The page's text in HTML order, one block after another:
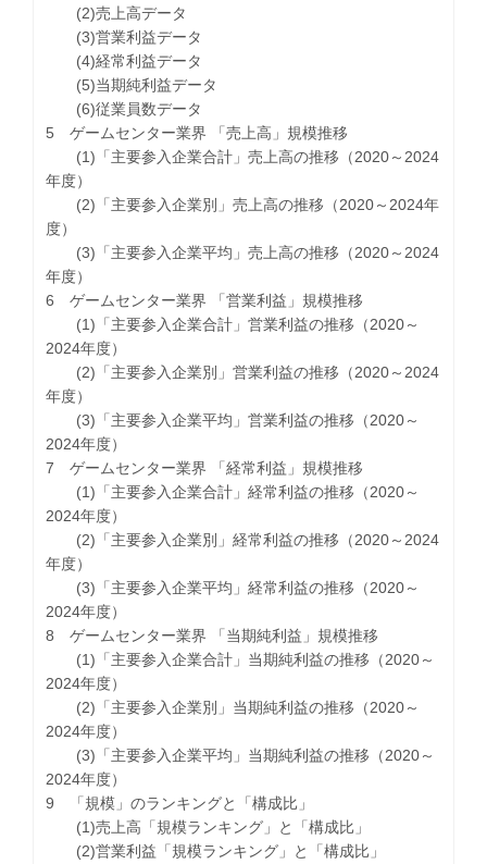
(2)売上高データ
(3)営業利益データ
(4)経常利益データ
(5)当期純利益データ
(6)従業員数データ
5 ゲームセンター業界 「売上高」規模推移
(1)「主要参入企業合計」売上高の推移（2020～2024
年度）
(2)「主要参入企業別」売上高の推移（2020～2024年
度）
(3)「主要参入企業平均」売上高の推移（2020～2024
年度）
6 ゲームセンター業界 「営業利益」規模推移
(1)「主要参入企業合計」営業利益の推移（2020～
2024年度）
(2)「主要参入企業別」営業利益の推移（2020～2024
年度）
(3)「主要参入企業平均」営業利益の推移（2020～
2024年度）
7 ゲームセンター業界 「経常利益」規模推移
(1)「主要参入企業合計」経常利益の推移（2020～
2024年度）
(2)「主要参入企業別」経常利益の推移（2020～2024
年度）
(3)「主要参入企業平均」経常利益の推移（2020～
2024年度）
8 ゲームセンター業界 「当期純利益」規模推移
(1)「主要参入企業合計」当期純利益の推移（2020～
2024年度）
(2)「主要参入企業別」当期純利益の推移（2020～
2024年度）
(3)「主要参入企業平均」当期純利益の推移（2020～
2024年度）
9 「規模」のランキングと「構成比」
(1)売上高「規模ランキング」と「構成比」
(2)営業利益「規模ランキング」と「構成比」